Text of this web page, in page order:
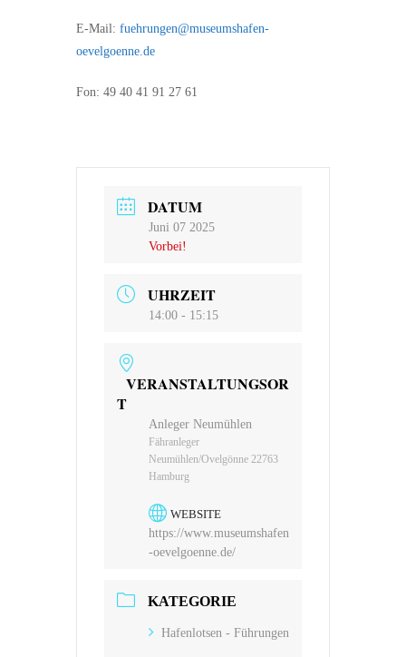
E-Mail: fuehrungen@museumshafen-
oevelgoenne.de
Fon: 49 40 41 91 27 61
DATUM
Juni 07 2025
Vorbei!
UHRZEIT
14:00 - 15:15
VERANSTALTUNGSOR
T
Anleger Neumühlen
Fähranleger
Neumühlen/Ovelgönne 22763
Hamburg
WEBSITE
https://www.museumshafen
-oevelgoenne.de/
KATEGORIE
Hafenlotsen - Führungen